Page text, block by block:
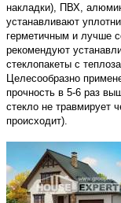
накладки), ПВХ,
устанавливают
герметичным и лучше
рекомендуют
стеклопакеты с
Целесообразно
прочность в 5-6 раз
стекло не травмирует
происходит).